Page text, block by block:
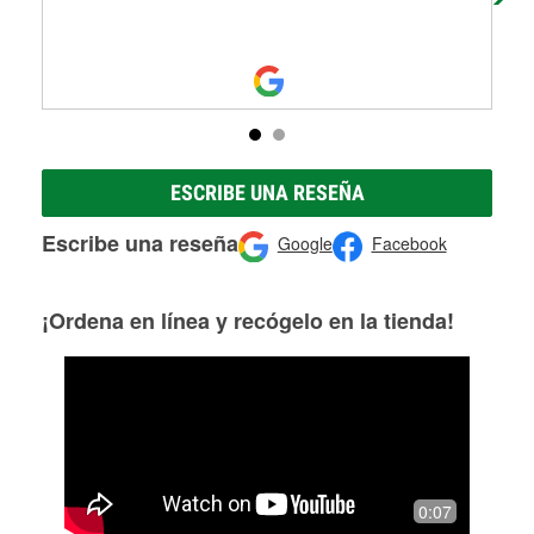
ESCRIBE UNA RESEÑA
Escribe una reseña Google Facebook
¡Ordena en línea y recógelo en la tienda!
0:07